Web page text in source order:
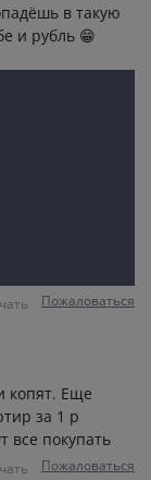
в такую
и рубль 😁
Пожаловаться
копят. Еще
за 1 р
все покупать
Пожаловаться